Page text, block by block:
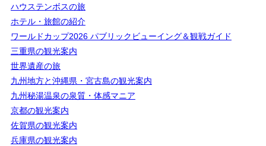
ハウステンボスの旅
ホテル・旅館の紹介
ワールドカップ2026 パブリックビューイング＆観戦ガイド
三重県の観光案内
世界遺産の旅
九州地方と沖縄県・宮古島の観光案内
九州秘湯温泉の泉質・体感マニア
京都の観光案内
佐賀県の観光案内
兵庫県の観光案内